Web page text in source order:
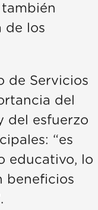
de los
de Servicios
del
del esfuerzo
“es
educativo, lo
beneficios